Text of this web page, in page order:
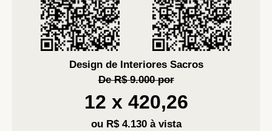
Design de Interiores Sacros
De R$ 9.000 por
12 x 420,26
ou R$ 4.130 à vista